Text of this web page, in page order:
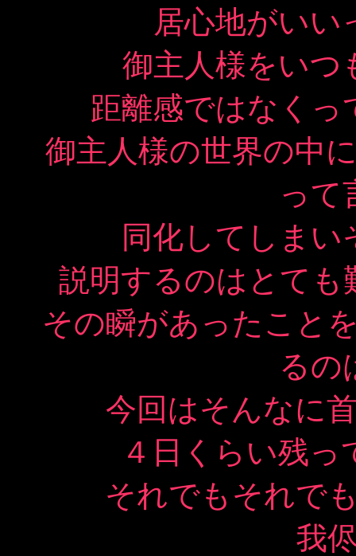
居心地がいい
御主人様をいつ
距離感ではなくっ
御主人様の世界の中
って
同化してしま
説明するのはとても
その瞬があったこと
るの
今回はそんなに
４日くらい残
それでもそれで
我